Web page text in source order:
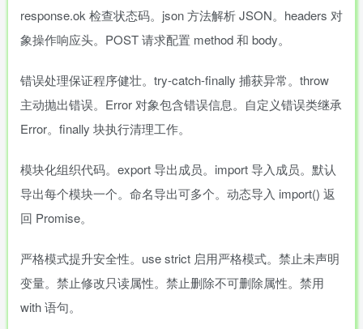
response.ok 检查状态码。json 方法解析 JSON。headers 对
象操作响应头。POST 请求配置 method 和 body。
错误处理保证程序健壮。try-catch-finally 捕获异常。throw
主动抛出错误。Error 对象包含错误信息。自定义错误类继承
Error。finally 块执行清理工作。
模块化组织代码。export 导出成员。import 导入成员。默认
导出每个模块一个。命名导出可多个。动态导入 import() 返
回 Promise。
严格模式提升安全性。use strict 启用严格模式。禁止未声明
变量。禁止修改只读属性。禁止删除不可删除属性。禁用
with 语句。